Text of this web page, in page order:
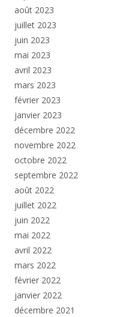
août 2023
juillet 2023
juin 2023
mai 2023
avril 2023
mars 2023
février 2023
janvier 2023
décembre 2022
novembre 2022
octobre 2022
septembre 2022
août 2022
juillet 2022
juin 2022
mai 2022
avril 2022
mars 2022
février 2022
janvier 2022
décembre 2021